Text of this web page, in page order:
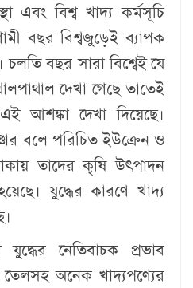
এবং বিশ্ব খাদ্য কর্মসূচি
বছর বিশ্বজুড়েই ব্যাপক
চলতি বছর সারা বিশ্বেই যে
দেখা গেছে তাতেই
আশঙ্কা দেখা দিয়েছে।
বলে পরিচিত ইউক্রেন ও
তাদের কৃষি উৎপাদন
যুদ্ধের কারণে খাদ্য
নেতিবাচক প্রভাব
অনেক খাদ্যপণ্যের